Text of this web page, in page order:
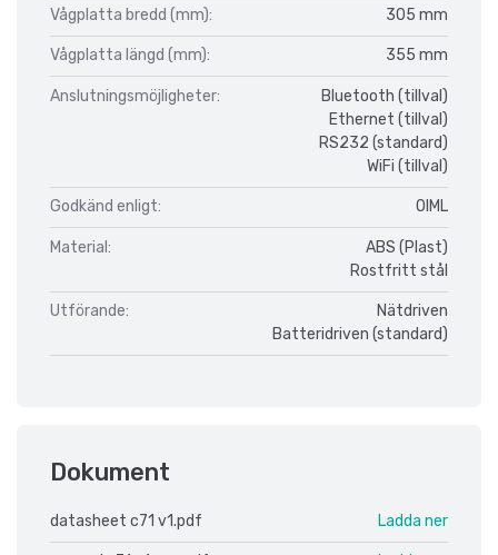
Vågplatta bredd (mm): 305 mm
Vågplatta längd (mm): 355 mm
Anslutningsmöjligheter:
Bluetooth (tillval)
Ethernet (tillval)
RS232 (standard)
WiFi (tillval)
Godkänd enligt: OIML
Material:
ABS (Plast)
Rostfritt stål
Utförande:
Nätdriven
Batteridriven (standard)
Dokument
datasheet c71 v1.pdf Ladda ner